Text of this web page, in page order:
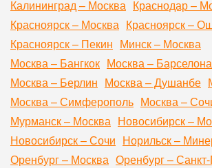
Калининград – Москва Краснодар –
Красноярск – Москва Красноярск –
Красноярск – Пекин Минск – Москва
Москва – Бангкок Москва – Барселона
Москва – Берлин Москва – Душанбе
Москва – Симферополь Москва –
Мурманск – Москва Новосибирск –
Новосибирск – Сочи Норильск –
Оренбург – Москва Оренбург –